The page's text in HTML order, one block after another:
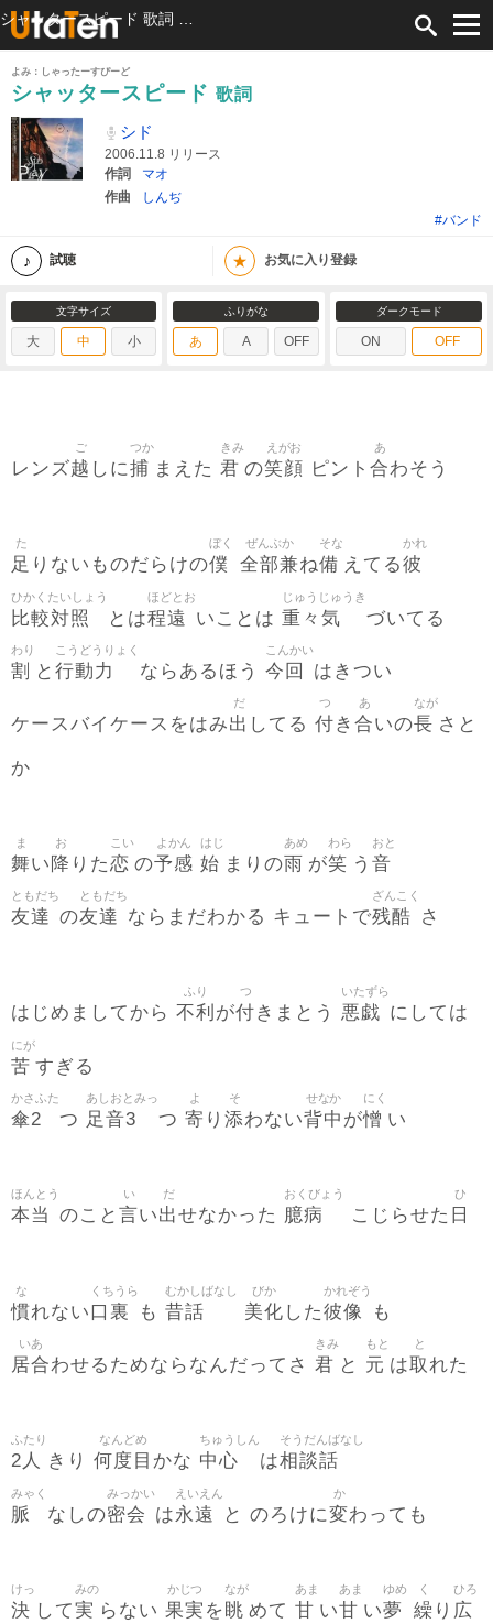
よみ：しゃったーすぴーど
シャッタースピード 歌詞
シド
2006.11.8 リリース
作詞
マオ
作曲
しんぢ
#バンド
試聴 ★ お気に入り登録
文字サイズ
大 中 小
ふりがな
あ A OFF
ダークモード
ON OFF
レンズ越
ご
しに捕
つか
まえた 君
きみ
の笑顔
えがお
ピント 合
あ
わそう
足
た
りないものだらけの僕
ぼく
全部兼
ぜんぶか
ね備
そな
えてる彼
かれ
比較対照
ひかくたいしょう
とは程遠
ほどとお
いことは 重々気
じゅうじゅうき
づいてる
割
わり
と 行動力
こうどうりょく
ならあるほう 今回
こんかい
はきつい
ケースバイケースをはみ出
だ
してる 付
つ
き 合
あ
いの長
なが
さと
か
舞
ま
い 降
お
りた恋
こい
の予感
よかん
始
はじ
まりの雨
あめ
が笑
わら
う 音
おと
友達
ともだち
の友達
ともだち
ならまだわかる キュートで残酷
ざんこく
さ
はじめましてから 不利
ふり
が付
つ
きまとう 悪戯
いたずら
にしては
苦
にが
すぎる
傘2
かさふた
つ 足音3
あしおとみっ
つ 寄
よ
り 添
そ
わない背中
せなか
が憎
にく
い
本当
ほんとう
のこと 言
い
い出
だ
せなかった 臆病
おくびょう
こじらせた 日
ひ
慣
な
れない口裏
くちうら
も 昔話
むかしばなし
美化
びか
した彼像
かれぞう
も
居合
いあ
わせるためならなんだってさ 君
きみ
と 元
もと
は取
と
れた
2人
ふたり
きり 何度目
なんどめ
かな 中心
ちゅうしん
は相談話
そうだんばなし
脈
みゃく
なしの密会
みっかい
は永遠
えいえん
と のろけに変
か
わっても
決
けっ
して実
みの
らない 果実
かじつ
を 眺
なが
めて 甘
あま
い甘
あま
い夢
ゆめ
繰
く
り 広
ひろ